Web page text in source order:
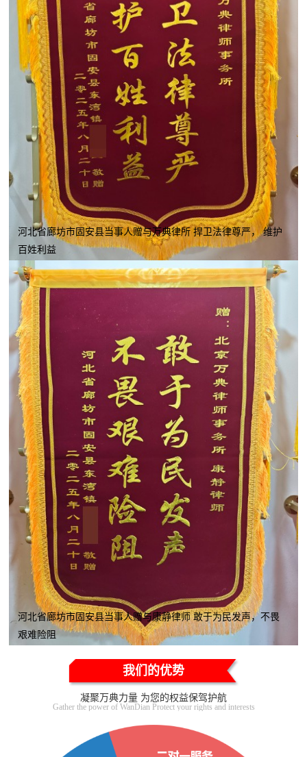
河北省廊坊市固安县当事人赠与万典律所 捍卫法律尊严， 维护
百姓利益
河北省廊坊市固安县当事人赠与康静律师 敢于为民发声，不畏
艰难险阻
我们的优势
凝聚万典力量 为您的权益保驾护航
Gather the power of WanDian Protect your rights and interests